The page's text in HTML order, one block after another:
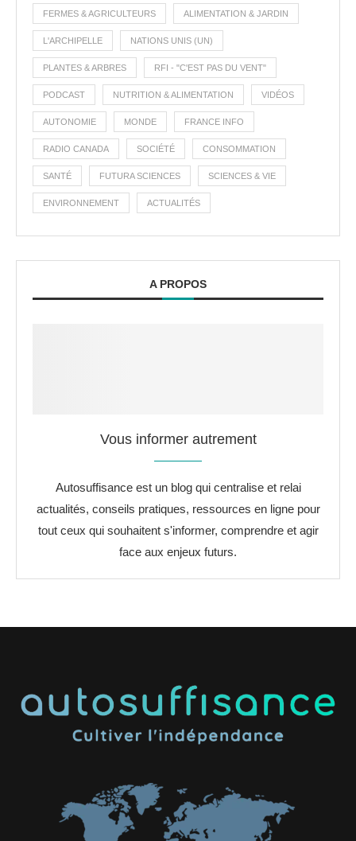
FERMES & AGRICULTEURS ALIMENTATION & JARDIN
L'ARCHIPELLE NATIONS UNIS (UN)
PLANTES & ARBRES RFI - "C'EST PAS DU VENT"
PODCAST NUTRITION & ALIMENTATION VIDÉOS
AUTONOMIE MONDE FRANCE INFO
RADIO CANADA SOCIÉTÉ CONSOMMATION
SANTÉ FUTURA SCIENCES SCIENCES & VIE
ENVIRONNEMENT ACTUALITÉS
A PROPOS
Vous informer autrement
Autosuffisance est un blog qui centralise et relai
actualités, conseils pratiques, ressources en ligne pour
tout ceux qui souhaitent s'informer, comprendre et agir
face aux enjeux futurs.